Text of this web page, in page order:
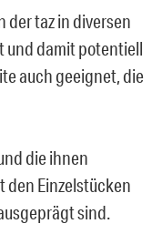
der taz in diversen
und damit potentiell
auch geeignet, die
die ihnen
den Einzelstücken
sind.